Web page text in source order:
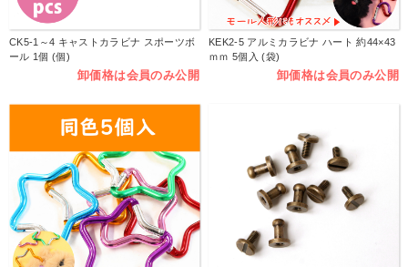
CK5-1～4 キャストカラビナ スポーツボ
ール 1個 (個)
卸価格は会員のみ公開
KEK2-5 アルミカラビナ ハート 約44×43
ｍｍ 5個入 (袋)
卸価格は会員のみ公開